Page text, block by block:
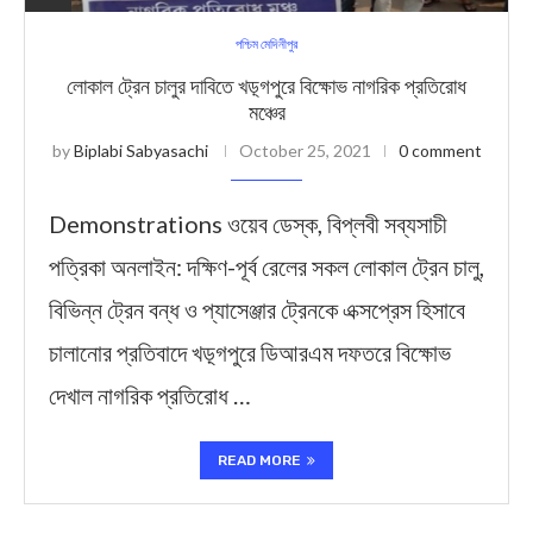
পশ্চিম মেদিনীপুর
লোকাল ট্রেন চালুর দাবিতে খড়্গপুরে বিক্ষোভ নাগরিক প্রতিরোধ
মঞ্চের
byBiplabi Sabyasachi October 25, 2021 0 comment
Demonstrations ওয়েব ডেস্ক, বিপ্লবী সব্যসাচী
পত্রিকা অনলাইন: দক্ষিণ-পূর্ব রেলের সকল লোকাল ট্রেন চালু,
বিভিন্ন ট্রেন বন্ধ ও প্যাসেঞ্জার ট্রেনকে এক্সপ্রেস হিসাবে
চালানোর প্রতিবাদে খড়্গপুরে ডিআরএম দফতরে বিক্ষোভ
দেখাল নাগরিক প্রতিরোধ …
READ MORE